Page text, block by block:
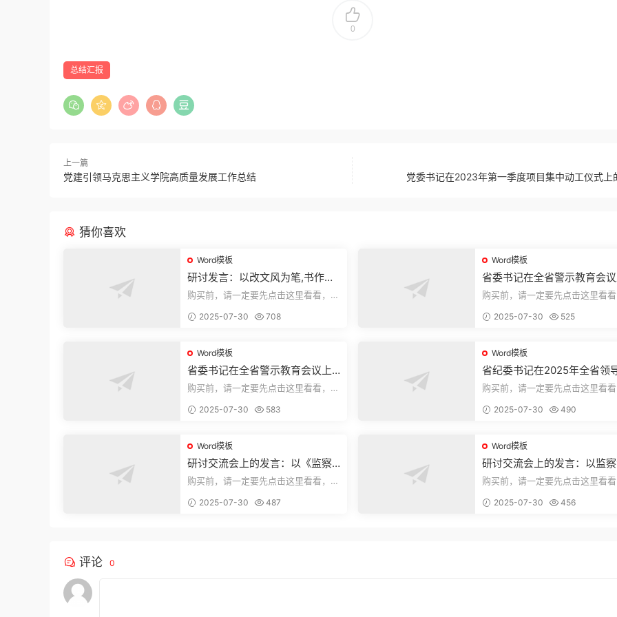
0
总结汇报
上一篇
党建引领马克思主义学院高质量发展工作总结 党委书记在2023年第一季度项目集中动工仪式上
猜你喜欢
Word模板
研讨发言：以改文风为笔,书作风
建设“必修课”
购买前，请一定要先点击这里看看，欢
束，本文...
2025-07-30 708
Word模板
省委书记在全省警示教育会
的讲话.1
购买前，请一定要先点击这里看看
束，本文...
2025-07-30 525
Word模板
省委书记在全省警示教育会议上
的讲话
购买前，请一定要先点击这里看看，欢
束，本文...
2025-07-30 583
Word模板
省纪委书记在2025年全省领
部警示教育会上的讲话.1
购买前，请一定要先点击这里看看
束，本文...
2025-07-30 490
Word模板
研讨交流会上的发言：以《监察
法实施条例》为纲,推动巡察工作
购买前，请一定要先点击这里看看，欢
束，本文...
2025-07-30 487
Word模板
研讨交流会上的发言：以监
实施条例为纲推动巡察工作高
购买前，请一定要先点击这里看看
束，本文...
2025-07-30 456
评论 0